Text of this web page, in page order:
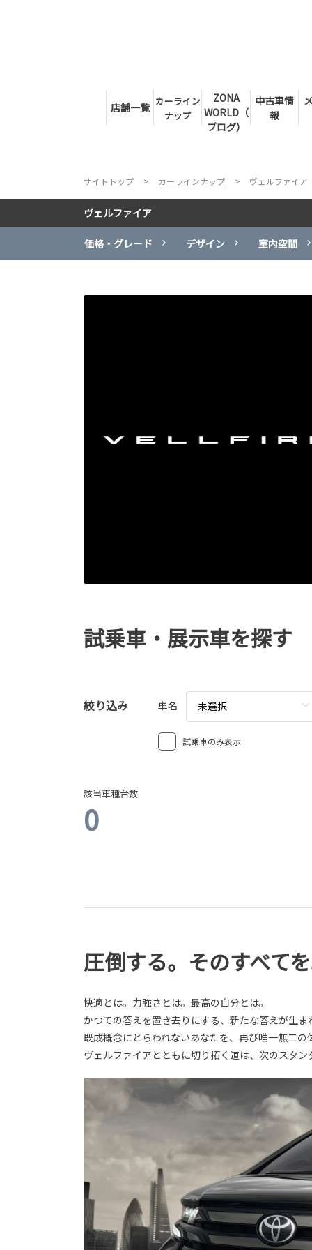
店舗一覧 カーライン
ナップ
ZONA
WORLD（
ブログ）
中古車情
報
サイトトップ カーラインナップ ヴェルファイア
ヴェルファイア
価格・グレード デザイン 室内空間
試乗車・展示車を探す
絞り込み 車名 未選択
試乗車のみ表示
該当車種台数
0
圧倒する。そのすべて
快適とは。力強さとは。最高の自分とは。
かつての答えを置き去りにする、新たな答えが生ま
既成概念にとらわれないあなたを、再び唯一無二の
ヴェルファイアとともに切り拓く道は、次のスタ